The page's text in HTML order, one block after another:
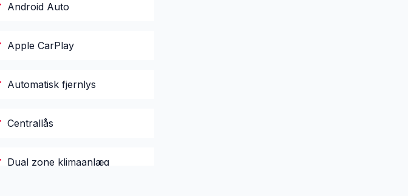
Android Auto
Apple CarPlay
Automatisk fjernlys
Centrallås
Dual zone klimaanlæg